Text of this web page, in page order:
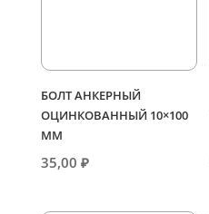
БОЛТ АНКЕРНЫЙ
ОЦИНКОВАННЫЙ 10×100
ММ
35,00 ₽